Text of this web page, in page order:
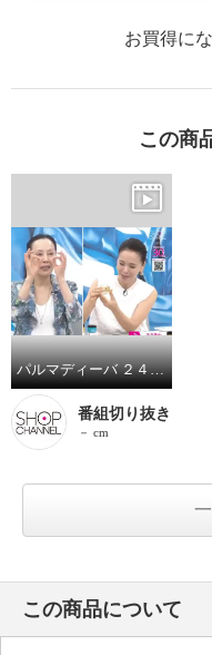
お買得に
この商
パルマディーバ ２４時間いつでも使える ゴージャスな素肌美パック シャンパンジェルマスク ゴージャスＨ ４個分特別セット
番組切り抜き
－ cm
この商品について